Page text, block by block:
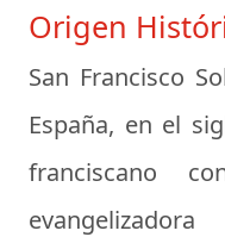
Origen
San Francisco
España, en el
franciscano